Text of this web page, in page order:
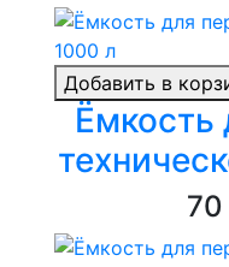
Добавить в
Ёмкость
70